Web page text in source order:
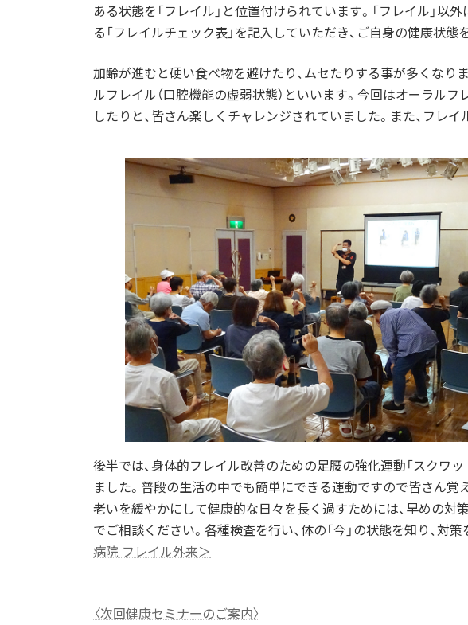
ある状態を「フレイル」と位置付けられています。「フレイル」以
る「フレイルチェック表」を記入していただき、ご自身の健康状
加齢が進むと硬い食べ物を避けたり、ムセたりする事が多くなり
ルフレイル（口腔機能の虚弱状態）といいます。今回はオーラル
したりと、皆さん楽しくチャレンジされていました。また、フレ
後半では、身体的フレイル改善のための足腰の強化運動「スクワット
ました。普段の生活の中でも簡単にできる運動ですので皆さん覚
老いを緩やかにして健康的な日々を長く過すためには、早めの対
でご相談ください。各種検査を行い、体の「今」の状態を知り、
病院 フレイル外来＞
〈次回健康セミナーのご案内〉